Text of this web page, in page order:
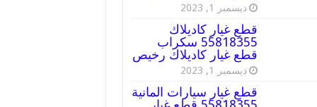
ديسمبر 1, 2023
قطع غيار كاديلاك
55818355 سكراب
قطع غيار كاديلاك رخيص
ديسمبر 1, 2023
قطع غيار سيارات المانية